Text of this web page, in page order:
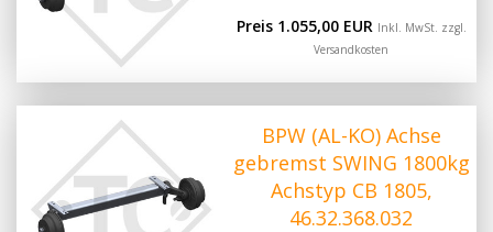
Preis 1.055,00 EUR Inkl. MwSt. zzgl.
Versandkosten
BPW (AL-KO) Achse
gebremst SWING 1800kg
Achstyp CB 1805,
46.32.368.032